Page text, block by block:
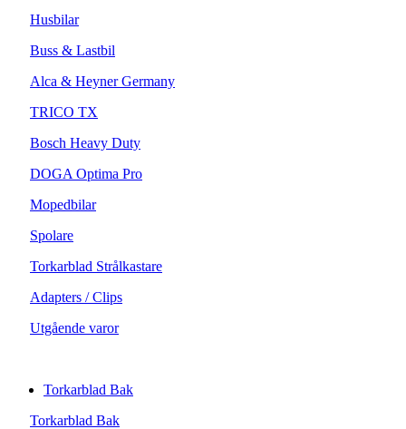
Husbilar
Buss & Lastbil
Alca & Heyner Germany
TRICO TX
Bosch Heavy Duty
DOGA Optima Pro
Mopedbilar
Spolare
Torkarblad Strålkastare
Adapters / Clips
Utgående varor
Torkarblad Bak
Torkarblad Bak